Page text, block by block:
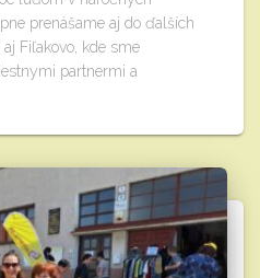
prenášame aj do ďalších
Fiľakovo, kde sme
partnermi a